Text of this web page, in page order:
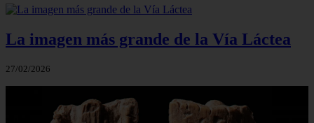
La imagen más grande de la Vía Láctea
27/02/2026